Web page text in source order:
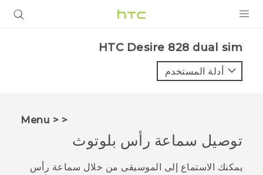
VIVE
VIVERSE
البرامج + التطبيقات
HTC Desire 828 dual sim‎
أدلة المستخدم
< < Menu
توصيل سماعة رأس بلوتوث
يمكنك الاستماع إلى الموسيقى من خلال سماعة رأس